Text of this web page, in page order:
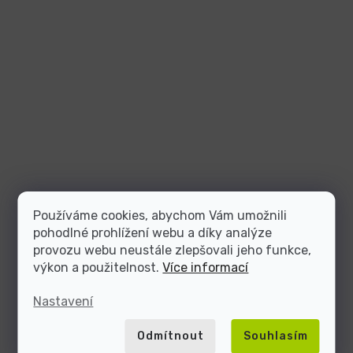
Používáme cookies, abychom Vám umožnili
pohodlné prohlížení webu a díky analýze
provozu webu neustále zlepšovali jeho funkce,
výkon a použitelnost.Více informací
Nastavení
Odmítnout Souhlasím